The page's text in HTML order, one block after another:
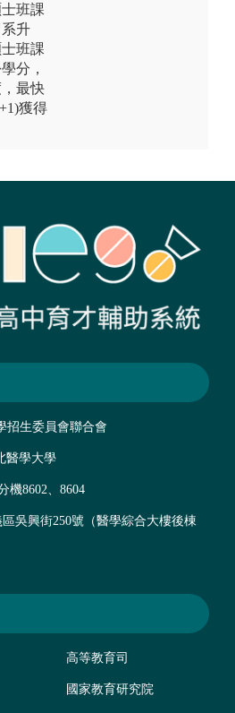
班課
升
班課
分，
最快
獲得
招生委員會聯合會
醫學大學
機8602、8604
區吳興街250號（醫學綜合大樓後棟
高等教育司
國家教育研究院